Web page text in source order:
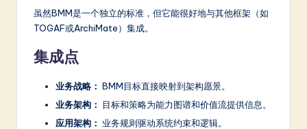
虽然BMM是一个独立的标准，但它能很好地与其他框架（如
TOGAF或ArchiMate）集成。
集成点
业务战略： BMM目标直接映射到架构愿景。
业务架构： 目标和策略为能力图谱和价值流提供信息。
应用架构： 业务规则驱动系统约束和逻辑。